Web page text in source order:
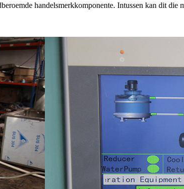
handelsmerkkomponente. Intussen kan dit die